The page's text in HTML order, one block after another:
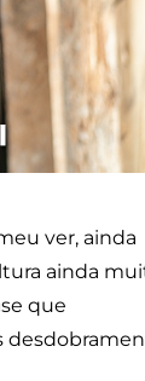
ver, ainda
ainda
que